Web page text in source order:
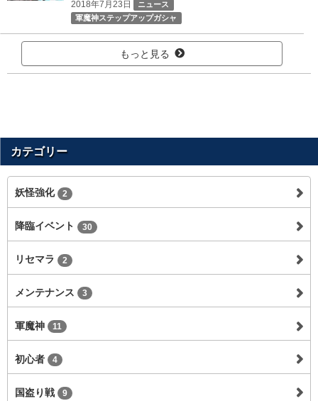
2018年7月23日
ニュース
軍魔神ステップアップガシャ
もっと見る
カテゴリー
妖怪強化 2
降臨イベント 30
リセマラ 2
メンテナンス 3
軍魔神 11
初心者 4
国盗り戦 9